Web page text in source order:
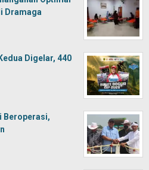
Dramaga
Digelar, 440
Beroperasi,